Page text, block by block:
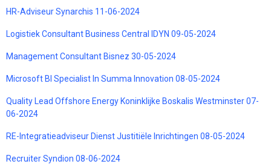
HR-Adviseur Synarchis 11-06-2024
Logistiek Consultant Business Central IDYN 09-05-2024
Management Consultant Bisnez 30-05-2024
Microsoft BI Specialist In Summa Innovation 08-05-2024
Quality Lead Offshore Energy Koninklijke Boskalis Westminster 07-
06-2024
RE-Integratieadviseur Dienst Justitiële Inrichtingen 08-05-2024
Recruiter Syndion 08-06-2024